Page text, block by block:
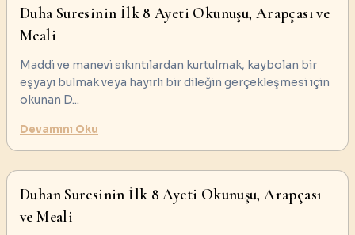
Duha Suresinin İlk 8 Ayeti Okunuşu, Arapçası ve
Meali
Maddi ve manevi sıkıntılardan kurtulmak, kaybolan bir
eşyayı bulmak veya hayırlı bir dileğin gerçekleşmesi için
okunan D...
Devamını Oku
Duhan Suresinin İlk 8 Ayeti Okunuşu, Arapçası
ve Meali